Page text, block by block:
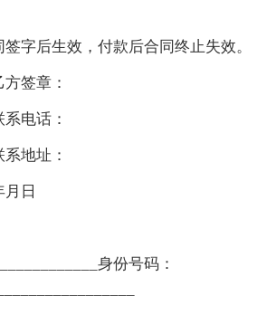
字后生效，付款后合同终止失效。
签章：
电话：
地址：
日
身份号码：